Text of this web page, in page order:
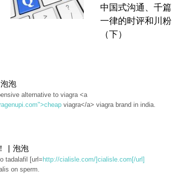
中国式沟通、千篇
一律的时评和川粉
（下）
泡
alternative to viagra <a
viagra</a> viagra brand in india.
| 泡泡
tadalafil [url= http://cialisle.com/]cialisle.com[/url]
on sperm.